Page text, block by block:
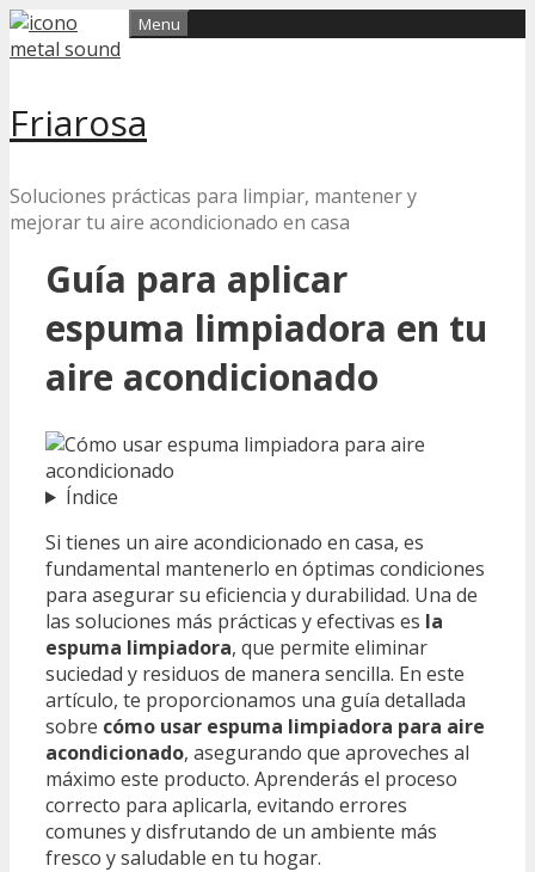
Skip
to
Friarosa
Soluciones prácticas para limpiar, mantener y
mejorar tu aire acondicionado en casa
Menu
Guía para aplicar
espuma limpiadora en tu
aire acondicionado
Índice
Si tienes un aire acondicionado en casa, es
fundamental mantenerlo en óptimas condiciones
para asegurar su eficiencia y durabilidad. Una de
las soluciones más prácticas y efectivas es la
espuma limpiadora, que permite eliminar
suciedad y residuos de manera sencilla. En este
artículo, te proporcionamos una guía detallada
sobre cómo usar espuma limpiadora para aire
acondicionado, asegurando que aproveches al
máximo este producto. Aprenderás el proceso
correcto para aplicarla, evitando errores
comunes y disfrutando de un ambiente más
fresco y saludable en tu hogar.